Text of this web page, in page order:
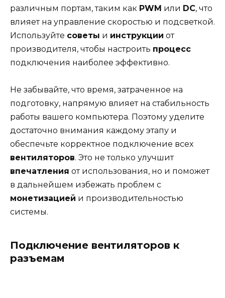
различным портам, таким как PWM или DC, что
влияет на управление скоростью и подсветкой.
Используйте советы и инструкции от
производителя, чтобы настроить процесс
подключения наиболее эффективно.
Не забывайте, что время, затраченное на
подготовку, напрямую влияет на стабильность
работы вашего компьютера. Поэтому уделите
достаточно внимания каждому этапу и
обеспечьте корректное подключение всех
вентиляторов. Это не только улучшит
впечатления от использования, но и поможет
в дальнейшем избежать проблем с
монетизацией и производительностью
системы.
Подключение вентиляторов к
разъемам